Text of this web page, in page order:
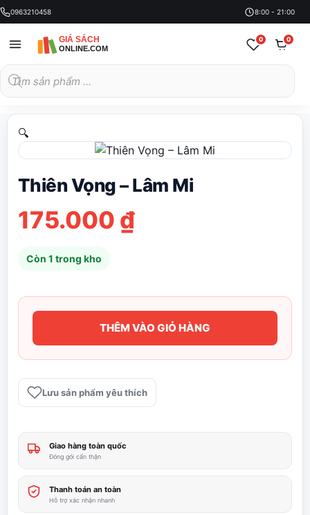
0963210458 8:00 - 21:00
kiếm
sản
0 0
🔍
Thiên Vọng – Lâm Mi
175.000 ₫
Còn 1 trong kho
Lâm
Mi
lượng
THÊM VÀO GIỎ HÀNG
Lưu sản phẩm yêu thích
Giao hàng toàn quốc
Đóng gói cẩn thận
Thanh toán an toàn
Hỗ trợ xác nhận nhanh